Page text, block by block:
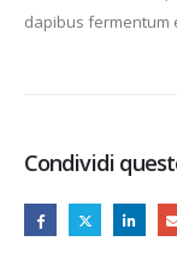
dapibus fermentum
Condividi